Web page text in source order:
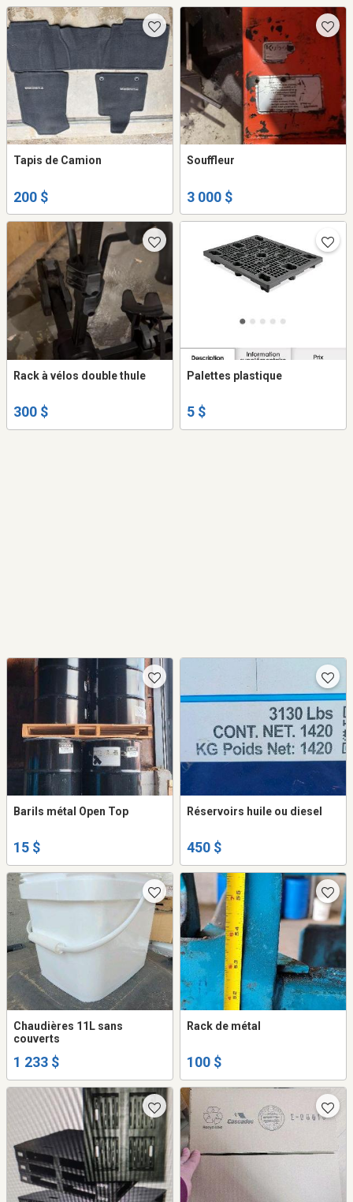
Tapis de Camion
200 $
Souffleur
3 000 $
Rack à vélos double thule
300 $
Palettes plastique
5 $
Barils métal Open Top
15 $
Réservoirs huile ou diesel
450 $
Chaudières 11L sans
couverts
1 233 $
Rack de métal
100 $